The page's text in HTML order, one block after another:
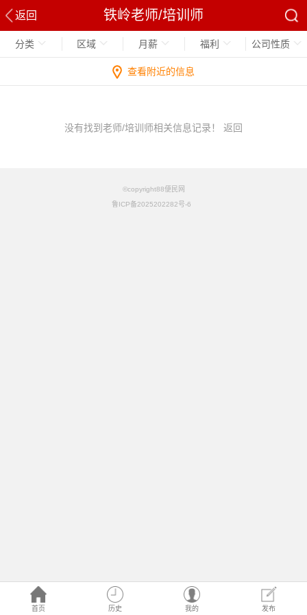
返回 铁岭老师/培训师
首页 历史 我的 发布
分类 区域 月薪 福利 公司性质
查看附近的信息
没有找到老师/培训师相关信息记录！ 返回
©copyright88便民网
鲁ICP备2025202282号-6